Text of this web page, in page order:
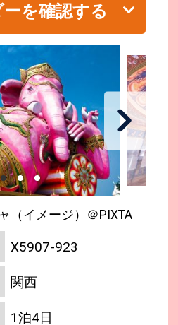
を確認する
（イメージ）＠PIXTA
X5907-923
関西
1泊4日